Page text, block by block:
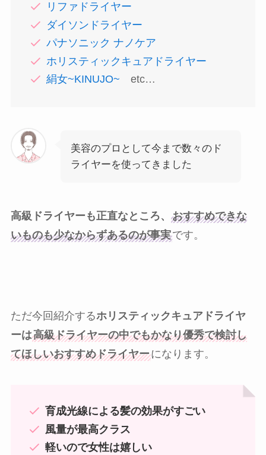
リファドライヤー
ダイソンドライヤー
パナソニック ナノケア
ホリスティックキュアドライヤー
絹女~KINUJO~ etc…
美容のプロとして今まで数々のド
ライヤーを使ってきました
高級ドライヤーも正直なところ、 おすすめできな
いものも少なからずあるのが事実です。
ただ今回紹介するホリスティックキュアドライヤ
ーは高級ドライヤーの中でもかなり優秀で検討し
てほしいおすすめドライヤーになります。
育成光線による髪の効果がすごい
風量が最高クラス
軽いので女性は嬉しい